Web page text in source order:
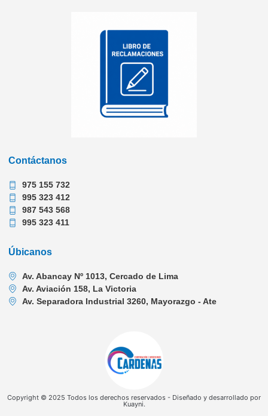
Contáctanos
975 155 732
995 323 412
987 543 568
995 323 411
Úbicanos
Av. Abancay Nº 1013, Cercado de Lima
Av. Aviación 158, La Victoria
Av. Separadora Industrial 3260, Mayorazgo - Ate
Copyright © 2025 Todos los derechos reservados - Diseñado y desarrollado por
Kuayni.